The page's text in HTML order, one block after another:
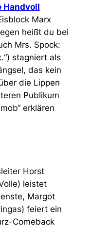
Handvoll
Marx
heißt du bei
Mrs. Spock:
) stagniert als
das kein
die Lippen
Publikum
erklären
Horst
leistet
Margot
feiert ein
Comeback